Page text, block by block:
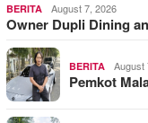
BERITA August 7, 2026
Owner Dupli Dining
BERITA August
Pemkot